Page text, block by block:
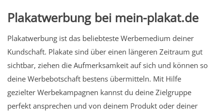
Plakatwerbung bei mein-plakat.de
Plakatwerbung ist das beliebteste Werbemedium deiner
Kundschaft. Plakate sind über einen längeren Zeitraum gut
sichtbar, ziehen die Aufmerksamkeit auf sich und können so
deine Werbebotschaft bestens übermitteln. Mit Hilfe
gezielter Werbekampagnen kannst du deine Zielgruppe
perfekt ansprechen und von deinem Produkt oder deiner